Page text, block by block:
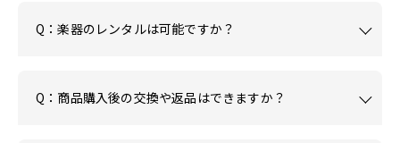
Q：楽器のレンタルは可能ですか？
Q：商品購入後の交換や返品はできますか？